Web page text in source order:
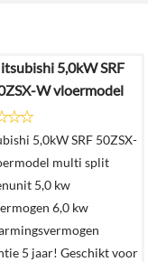
5,0kW SRF
W vloermodel
5,0kW SRF 50ZSX-
multi split
5,0 kw
6,0 kw
5 jaar! Geschikt voor